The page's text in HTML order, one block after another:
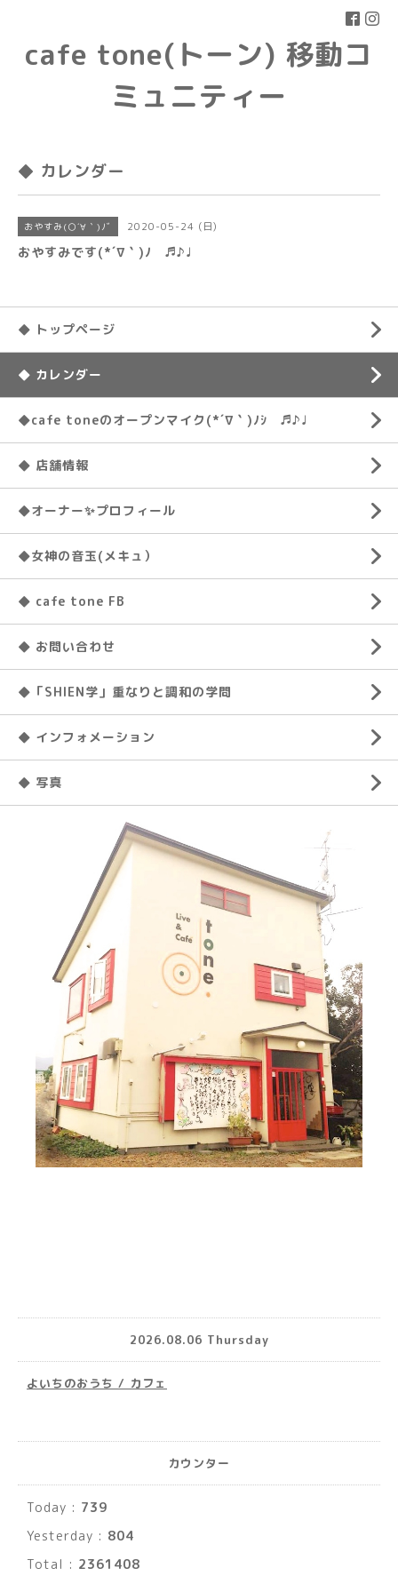
cafe tone(トーン) 移動コ
ミュニティー
◆ カレンダー
おやすみ(○´∀｀)ﾉﾞ 2020-05-24 (日)
おやすみです(*´∇｀)ﾉ ♬♪♩
◆ トップページ
◆ カレンダー
◆cafe toneのオープンマイク(*´∇｀)ﾉｼ ♬♪♩
◆ 店舗情報
◆オーナー✨プロフィール
◆女神の音玉(メキュ）
◆ cafe tone FB
◆ お問い合わせ
◆「SHIEN学」重なりと調和の学問
◆ インフォメーション
◆ 写真
2026.08.06 Thursday
よいちのおうち / カフェ
カウンター
Today : 739
Yesterday : 804
Total : 2361408